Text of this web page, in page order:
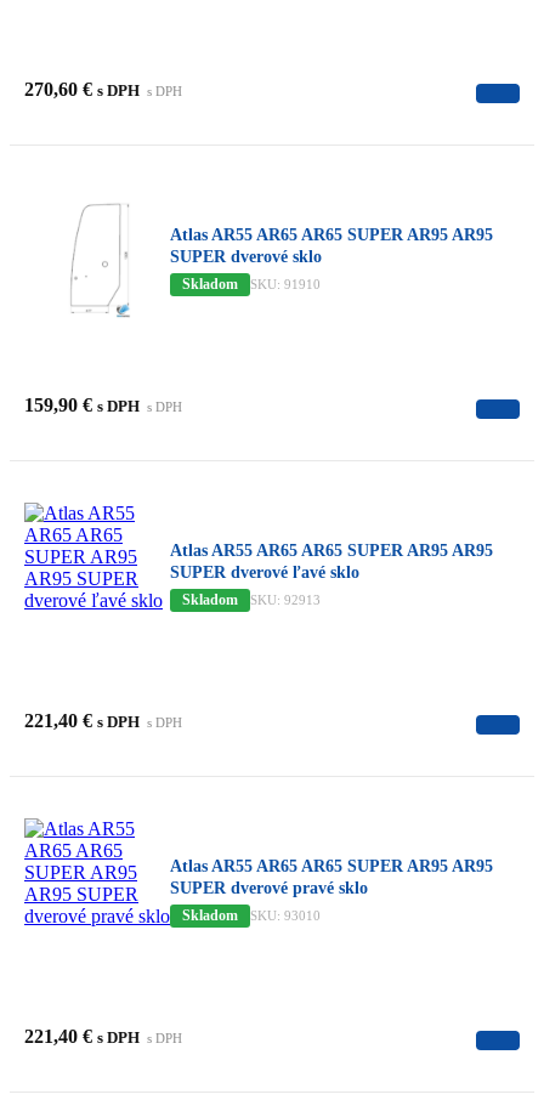
270,60 € s DPH s DPH
Atlas AR55 AR65 AR65 SUPER AR95 AR95
SUPER dverové sklo
Skladom SKU: 91910
159,90 € s DPH s DPH
Atlas AR55 AR65 AR65 SUPER AR95 AR95
SUPER dverové ľavé sklo
Skladom SKU: 92913
221,40 € s DPH s DPH
Atlas AR55 AR65 AR65 SUPER AR95 AR95
SUPER dverové pravé sklo
Skladom SKU: 93010
221,40 € s DPH s DPH